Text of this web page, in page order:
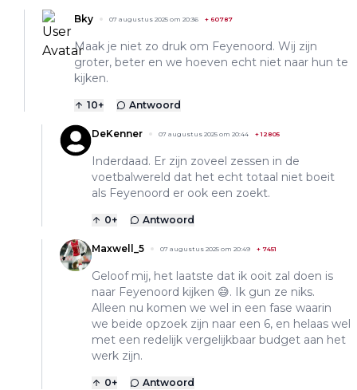
Bky 07 augustus 2025 om 20:36 + 60787
Maak je niet zo druk om Feyenoord. Wij zijn
groter, beter en we hoeven echt niet naar hun te
kijken.
10+ Antwoord
DeKenner 07 augustus 2025 om 20:44 +12805
Inderdaad. Er zijn zoveel zessen in de
voetbalwereld dat het echt totaal niet boeit
als Feyenoord er ook een zoekt.
0+ Antwoord
Maxwell_5 07 augustus 2025 om 20:49 + 7451
Geloof mij, het laatste dat ik ooit zal doen is
naar Feyenoord kijken 😅. Ik gun ze niks.
Alleen nu komen we wel in een fase waarin
we beide opzoek zijn naar een 6, en helaas wel
met een redelijk vergelijkbaar budget aan het
werk zijn.
0+ Antwoord